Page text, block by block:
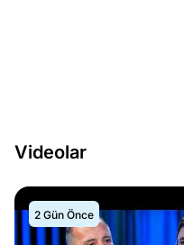
Videolar
2 Gün Önce